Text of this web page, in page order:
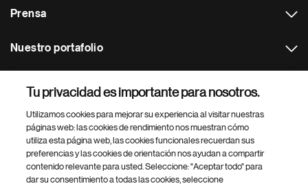
Prensa
Nuestro portafolio
Footer Site Search
Tu privacidad es importante para nosotros.
Utilizamos cookies para mejorar su experiencia al visitar nuestras
páginas web: las cookies de rendimiento nos muestran cómo
utiliza esta página web, las cookies funcionales recuerdan sus
preferencias y las cookies de orientación nos ayudan a compartir
contenido relevante para usted. Seleccione: "Aceptar todo" para
dar su consentimiento a todas las cookies, seleccione